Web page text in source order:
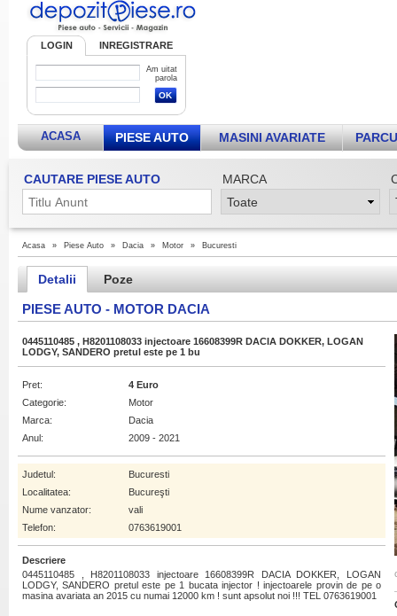
LOGIN INREGISTRARE
Am uitat
parola
ACASA PIESE AUTO MASINI AVARIATE
CAUTARE PIESE AUTO MARCA
Acasa » Piese Auto » Dacia » Motor » Bucuresti
Detalii Poze
PIESE AUTO - MOTOR DACIA
0445110485 , H8201108033 injectoare 16608399R DACIA DOKKER, LOGAN
LODGY, SANDERO pretul este pe 1 bu
Pret:
4 Euro
Categorie:
Motor
Marca:
Dacia
Anul:
2009 - 2021
Judetul:
Bucuresti
Localitatea:
Bucureşti
Nume vanzator:
vali
Telefon:
0763619001
Descriere
0445110485 , H8201108033 injectoare 16608399R DACIA DOKKER, LOGAN
LODGY, SANDERO pretul este pe 1 bucata injector ! injectoarele provin de pe o
masina avariata an 2015 cu numai 12000 km ! sunt apsolut noi !!! TEL 0763619001